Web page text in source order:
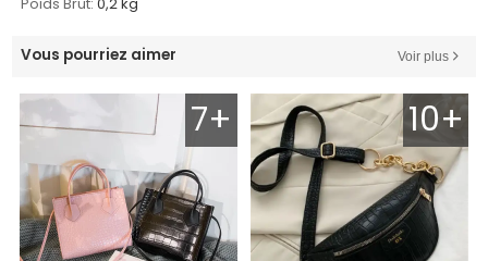
Poids Brut: 0,2 kg
Vous pourriez aimer Voir plus
7+ 10+